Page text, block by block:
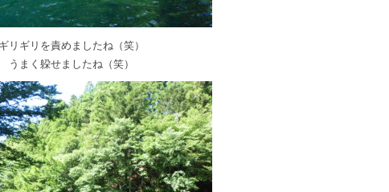
リギリを責めましたね（笑）
うまく躱せましたね（笑）